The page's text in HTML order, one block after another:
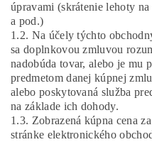
úpravami (skrátenie lehoty
a pod.)
1.2. Na účely týchto
sa doplnkovou zmluvou
nadobúda tovar, alebo je mu
predmetom danej kúpnej
alebo poskytovaná služba
na základe ich dohody.
1.3. Zobrazená kúpna cena
stránke elektronického